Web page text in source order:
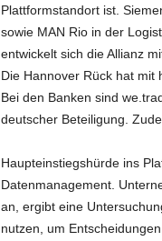
Plattformstandort ist.
sowie MAN Rio in der
entwickelt sich die Allianz
Die Hannover Rück hat mit
Bei den Banken sind
deutscher Beteiligung.
Haupteinstiegshürde ins
Datenmanagement.
an, ergibt eine
nutzen, um